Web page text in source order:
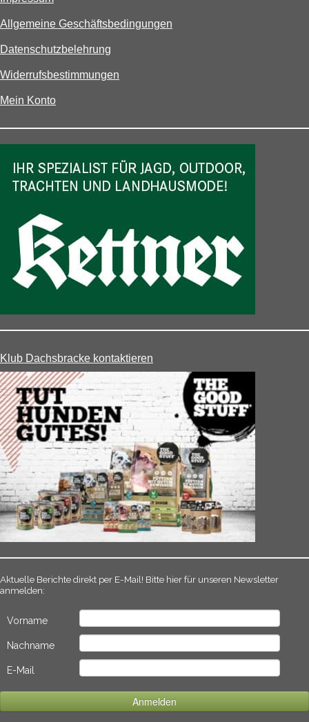
Allgemeine Geschäftsbedingungen
Datenschutzbelehrung
Widerrufsbestimmungen
Mein Konto
Klub Dachsbracke kontaktieren
Aktuelle Berichte direkt per E-Mail! Bitte hier für unseren Newsletter
anmelden:
Vorname
Nachname
E-Mail